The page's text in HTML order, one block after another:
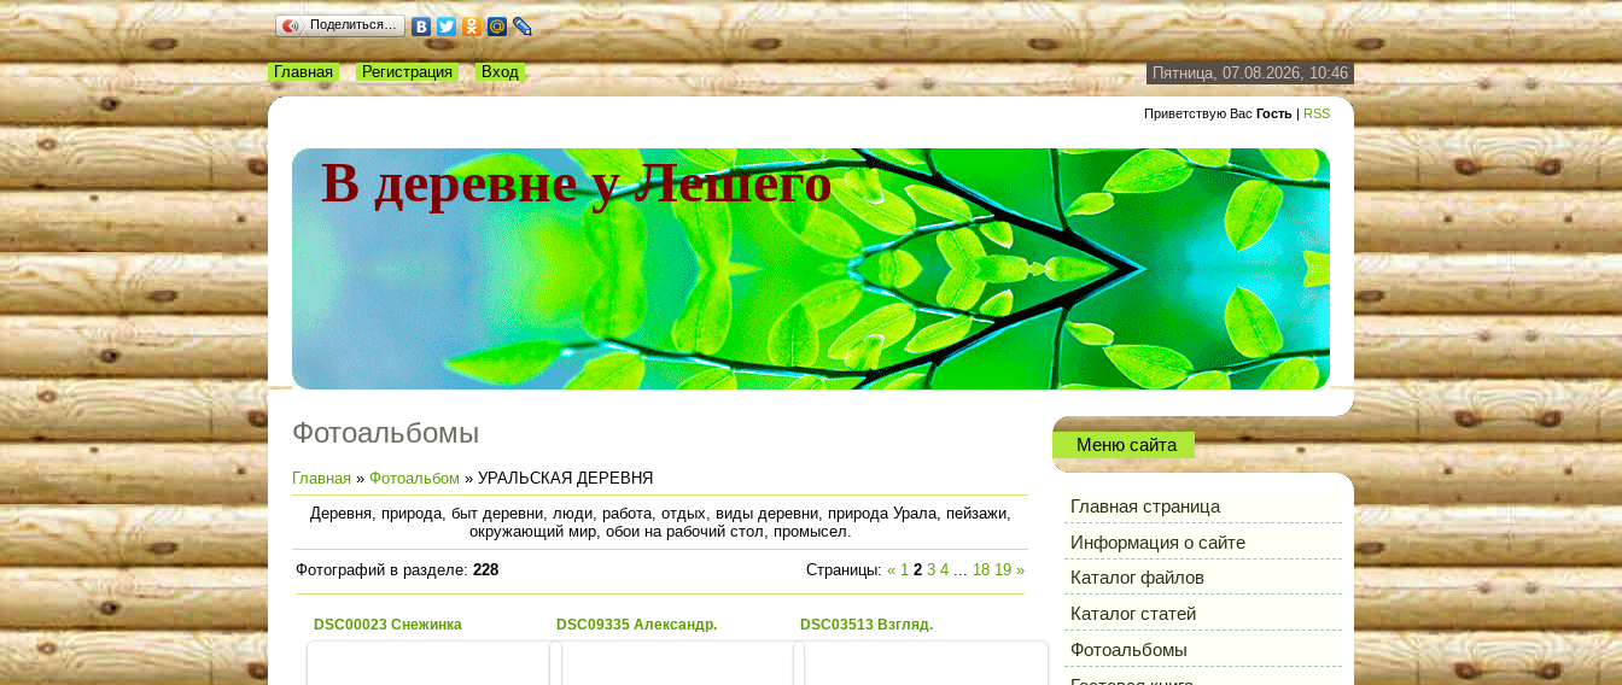
Поделиться…
Пятница, 07.08.2026, 10:46
Приветствую Вас Гость | RSS
В деревне у Лешего
Главная Регистрация Вход
Фотоальбомы
Главная » Фотоальбом » УРАЛЬСКАЯ ДЕРЕВНЯ
Деревня, природа, быт деревни, люди, работа, отдых, виды деревни, природа Урала, пейзажи,
окружающий мир, обои на рабочий стол, промысел.
Фотографий в разделе: 228 Страницы: « 1 2 3 4 ... 18 19 »
DSC00023 Снежинка DSC09335 Александр. DSC03513 Взгляд.
Меню сайта
Главная страница
Информация о сайте
Каталог файлов
Каталог статей
Фотоальбомы